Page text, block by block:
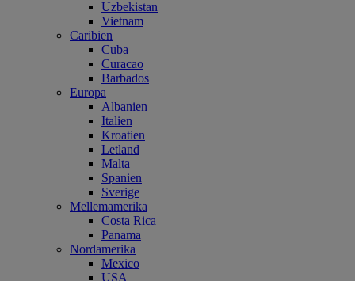
Uzbekistan
Vietnam
Caribien
Cuba
Curacao
Barbados
Europa
Albanien
Italien
Kroatien
Letland
Malta
Spanien
Sverige
Mellemamerika
Costa Rica
Panama
Nordamerika
Mexico
USA